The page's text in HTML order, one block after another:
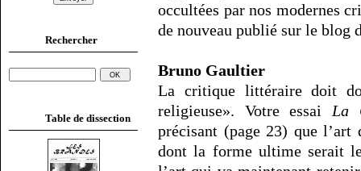
Rechercher
Table de dissection
occultées par nos modernes
de nouveau publié sur le blog
Bruno Gaultier
La critique littéraire doit
religieuse». Votre essai La
précisant (page 23) que
dont la forme ultime serait